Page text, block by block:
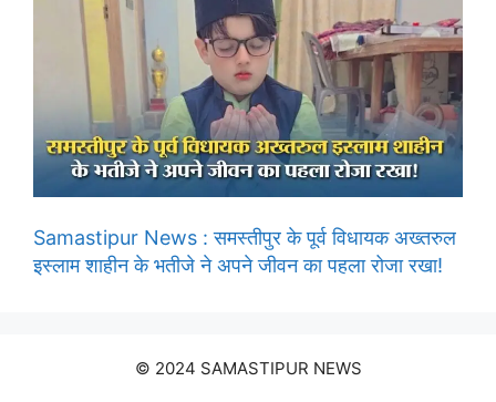
Samastipur News : समस्तीपुर के पूर्व विधायक अख्तरुल
इस्लाम शाहीन के भतीजे ने अपने जीवन का पहला रोजा रखा!
© 2024 SAMASTIPUR NEWS